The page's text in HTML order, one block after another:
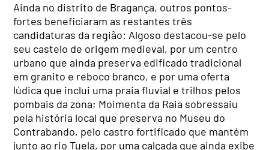
Ainda no distrito de Bragança, outros pontos-
fortes beneficiaram as restantes três
candidaturas da região: Algoso destacou-se pelo
seu castelo de origem medieval, por um centro
urbano que ainda preserva edificado tradicional
em granito e reboco branco, e por uma oferta
lúdica que inclui uma praia fluvial e trilhos pelos
pombais da zona; Moimenta da Raia sobressaiu
pela história local que preserva no Museu do
Contrabando, pelo castro fortificado que mantém
junto ao rio Tuela, por uma calçada que ainda exibe